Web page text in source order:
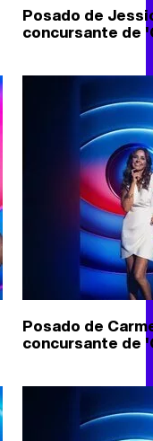
Posado de
concursante de
Posado de
concursante de